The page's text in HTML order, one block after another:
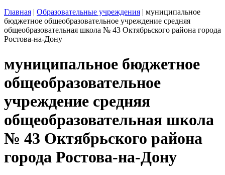
Главная | Образовательные учреждения | муниципальное
бюджетное общеобразовательное учреждение средняя
общеобразовательная школа № 43 Октябрьского района города
Ростова-на-Дону
муниципальное бюджетное
общеобразовательное
учреждение средняя
общеобразовательная школа
№ 43 Октябрьского района
города Ростова-на-Дону